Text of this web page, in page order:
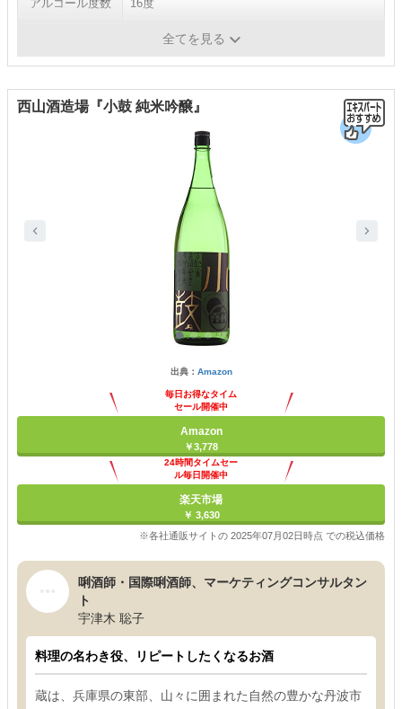
アルコール度数 16度
全てを見る
西山酒造場『小鼓 純米吟醸』
出典： Amazon
毎日お得なタイム
セール開催中
Amazon
￥3,778
24時間タイムセー
ル毎日開催中
楽天市場
￥ 3,630
※各社通販サイトの 2025年07月02日時点 での税込価格
唎酒師・国際唎酒師、マーケティングコンサルタン
ト
宇津木 聡子
料理の名わき役、リピートしたくなるお酒
蔵は、兵庫県の東部、山々に囲まれた自然の豊かな丹波市